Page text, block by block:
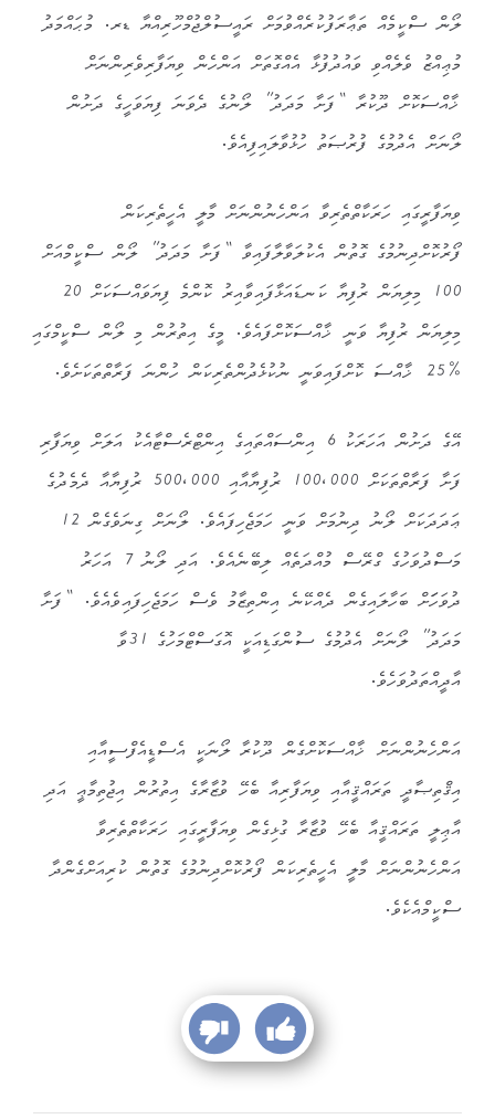
ލޯން ސްކީމެއް ތަޢާރަފުކުރެއްވުމަށް ރައީސުލްޖުމްހޫރިއްޔާ ޑރ. މުޙައްމަދު
މުޢިއްޒު ވެލެއްވި ވައުދުފުޅާ އެއްގޮތަށް އަންހެން ވިޔަފާރިވެރިންނަށް
ޚާއްސަކޮށް ދޫކުރާ “ފަށާ މަދަދު” ލޯނުގެ ދެވަނަ ފިޔަވަހީގެ ދަށުން
ލޯނަށް އެދުމުގެ ފުރުޞަތު ހުޅުވާލައިފިއެވެ.
ވިޔަފާރީގައި ހަރަކާތްތެރިވާ އަންހެނުންނަށް މާލީ އެހީތެރިކަން
ފޯރުކޮށްދިނުމުގެ ގޮތުން އެކުލަވާލާފައިވާ “ފަށާ މަދަދު” ލޯން ސްކީމްއަށް
100 މިލިޔަން ރުފިޔާ ކަނޑައަޅާފައިވާއިރު ކޮންމެ ފިޔަވައްސަކަށް 20
މިލިޔަން ރުފިޔާ ވަނީ ޚާއްސަކޮށްފައެވެ. މީގެ އިތުރުން މި ލޯން ސްކީމްގައި
%25 ޚާއްސަ ކޮށްފައިވަނީ ނުކުޅެދުންތެރިކަން ހުންނަ ފަރާތްތަކަށެވެ.
އޭގެ ދަށުން އަހަރަކު 6 އިންސައްތައިގެ އިންޓްރެސްޓާއެކު އަލަށް ވިޔަފާރި
ފަށާ ފަރާތްތަކަށް 100،000 ރުފިޔާއާއި 500،000 ރުފިޔާއާ ދެމެދުގެ
ޢަދަދަކަށް ލޯނު ދިނުމަށް ވަނީ ހަމަޖެހިފައެވެ. ލޯނަށް ގިނަވެގެން 12
މަސްދުވަހުގެ ގްރޭސް މުއްދަތެއް ލިބޭނެއެވެ. އަދި ލޯނު 7 އަހަރު
ދުވަހަަށް ބަހާލައިގެން ދެއްކޭނެ އިންތިޒާމު ވެސް ހަމަޖެހިފައިވެއެވެ. “ފަށާ
މަދަދު” ލޯނަށް އެދުމުގެ ސުންގަޑިއަކީ އޮގަސްޓްމަހުގެ 31ވާ
އާދީއްތަދުވަހެވެ.
އަންހެނުންނަށް ޚާއްސަކޮށްގެން ދޫކުރާ ލޯނަކީ އެސްޑީއެފްސީއާއި
އިޤްތިޞާދީ ތަރައްޤީއާއި ވިޔަފާރިއާ ބެހޭ ވުޒާރާގެ އިތުރުން އިޖުތިމާޢީ އަދި
އާޢިލީ ތަރައްޤީއާ ބެހޭ ވުޒާރާ ގުޅިގެން ވިޔަފާރީގައި ހަރަކާތްތެރިވާ
އަންހެނުންނަށް މާލީ އެހީތެރިކަން ފޯރުކޮށްދިނުމުގެ ގޮތުން ކުރިއަށްގެންދާ
ސްކީމްއެކެވެ.